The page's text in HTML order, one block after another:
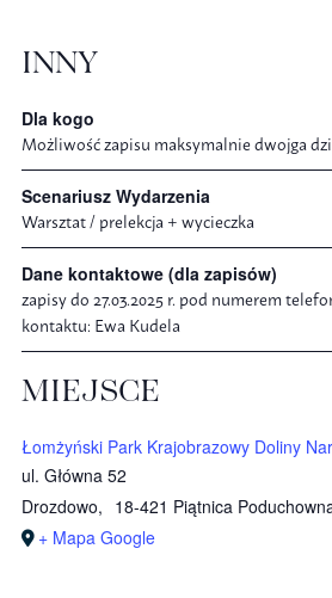
MIEJSCE
Łomżyński Park Krajobrazowy Doliny
ul. Główna 52
Drozdowo, 18-421 Piątnica
+ Mapa Google
INNY
Dla kogo
Możliwość zapisu maksymalnie dwojga
Scenariusz Wydarzenia
Warsztat / prelekcja + wycieczka
Dane kontaktowe (dla zapisów)
zapisy do 27.03.2025 r. pod numerem
kontaktu: Ewa Kudela